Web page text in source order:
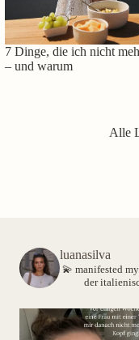
7 Dinge, die ich nicht
– und warum
Alle
luanasilva
💫 manifested
der